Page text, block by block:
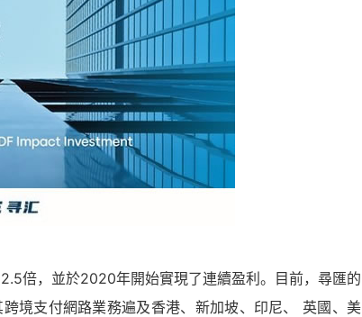
倍，並於2020年開始實現了連續盈利。目前，尋匯的
境支付網路業務遍及香港、新加坡、印尼、 英國、美